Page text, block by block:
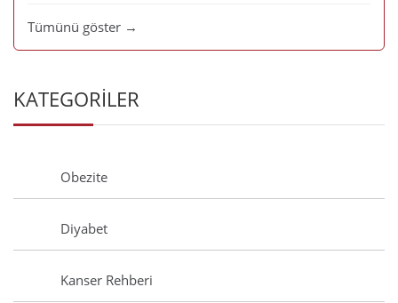
Tümünü göster →
KATEGORİLER
Obezite
Diyabet
Kanser Rehberi